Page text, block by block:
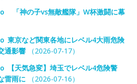
「神の子vs無敵艦隊」W杯激闘に幕
東京など関東各地にレベル4大雨危険
通影響（2026-07-17）
【天気急変】埼玉でレベル4危険警
雷雨に （2026-07-16）